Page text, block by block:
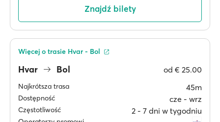
Znajdź bilety
Hvar Bol od € 25.00
Najkrótsza trasa 45m
Dostępność cze ‐ wrz
Częstotliwość 2 ‐ 7 dni w tygodniu
Więcej o trasie Hvar - Bol